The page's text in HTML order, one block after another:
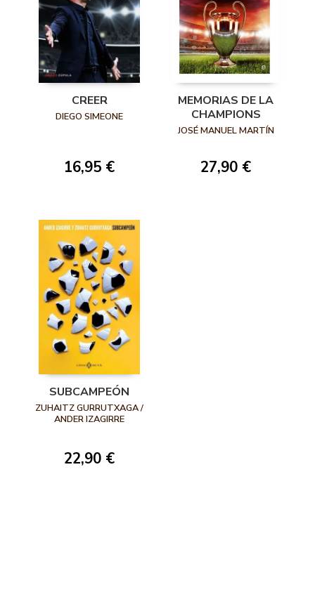
CREER
DIEGO SIMEONE
16,95 €
MEMORIAS DE LA
CHAMPIONS
JOSÉ MANUEL MARTÍN
27,90 €
SUBCAMPEÓN
ZUHAITZ GURRUTXAGA /
ANDER IZAGIRRE
22,90 €